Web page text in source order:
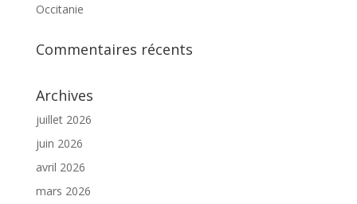
Occitanie
Commentaires récents
Archives
juillet 2026
juin 2026
avril 2026
mars 2026